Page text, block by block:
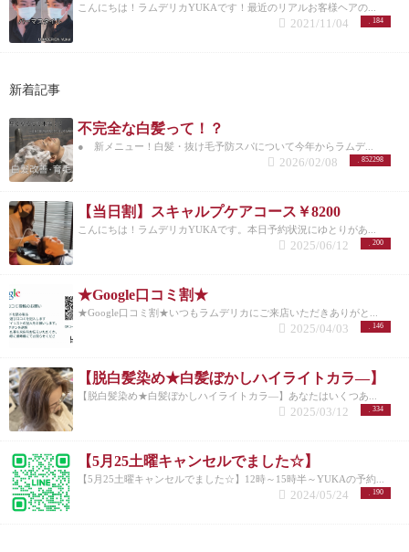
こんにちは！ラムデリカYUKAです！最近のリアルお客様ヘアの...
184
2021/11/04
新着記事
不完全な白髪って！？
● 新メニュー！白髪・抜け毛予防スパについて今年からラムデ...
852298
2026/02/08
【当日割】スキャルプケアコース￥8200
こんにちは！ラムデリカYUKAです。本日予約状況にゆとりがあ...
200
2025/06/12
★Google口コミ割★
★Google口コミ割★いつもラムデリカにご来店いただきありがと...
146
2025/04/03
【脱白髪染め★白髪ぼかしハイライトカラ―】
【脱白髪染め★白髪ぼかしハイライトカラ―】あなたはいくつあ...
334
2025/03/12
【5月25土曜キャンセルでました☆】
【5月25土曜キャンセルでました☆】12時～15時半～YUKAの予約...
190
2024/05/24